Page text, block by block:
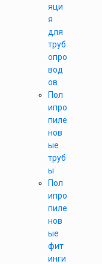
яци
я
для
труб
опро
вод
ов
Пол
ипро
пиле
нов
ые
труб
ы
Пол
ипро
пиле
нов
ые
фит
инги